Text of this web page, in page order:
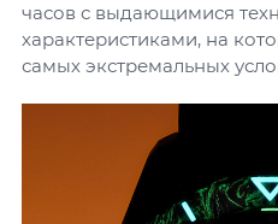
часов с выдающимися
характеристиками, на
самых экстремальных